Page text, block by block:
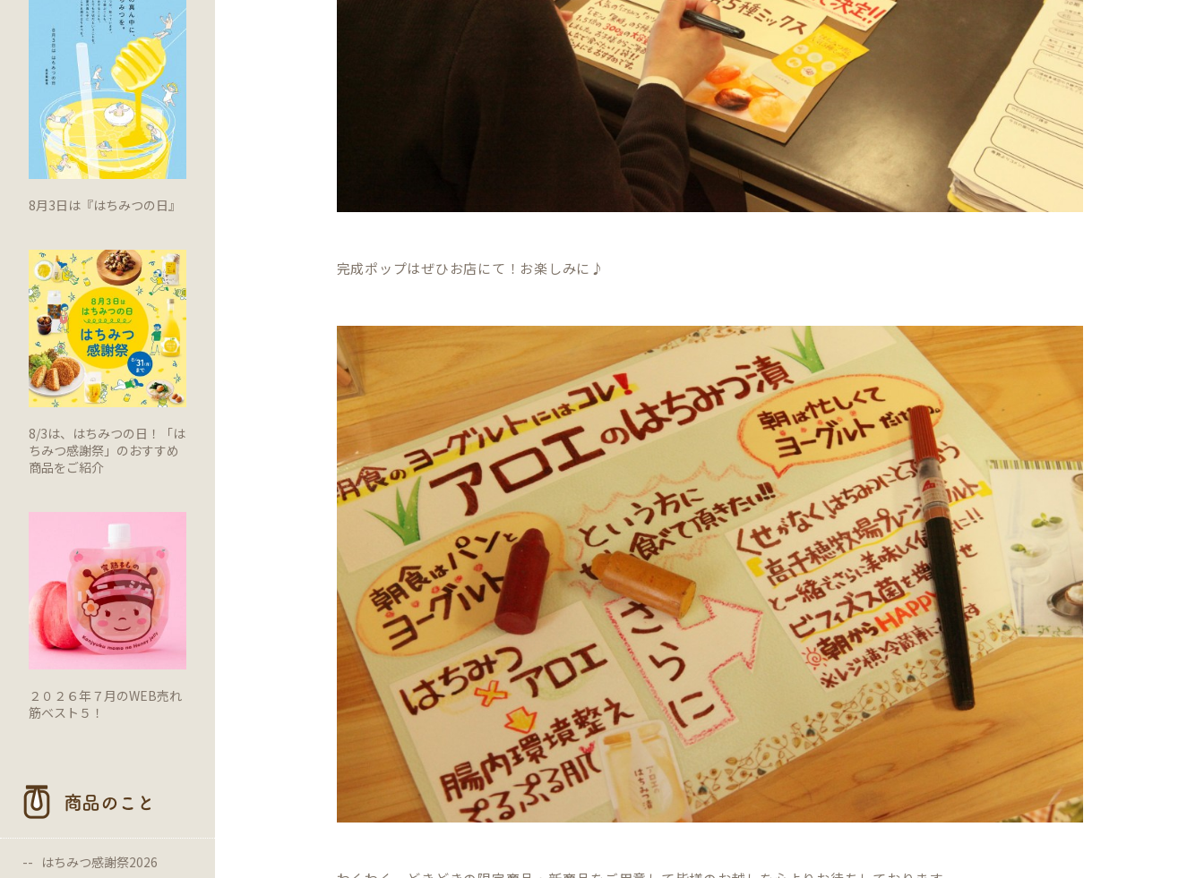
8月3日は『はちみつの日』
8/3は、はちみつの日！「は
ちみつ感謝祭」のおすすめ
商品をご紹介
２０２６年７月のWEB売れ
筋ベスト５！
商品のこと
はちみつ感謝祭2026
完成ポップはぜひお店にて！お楽しみに♪